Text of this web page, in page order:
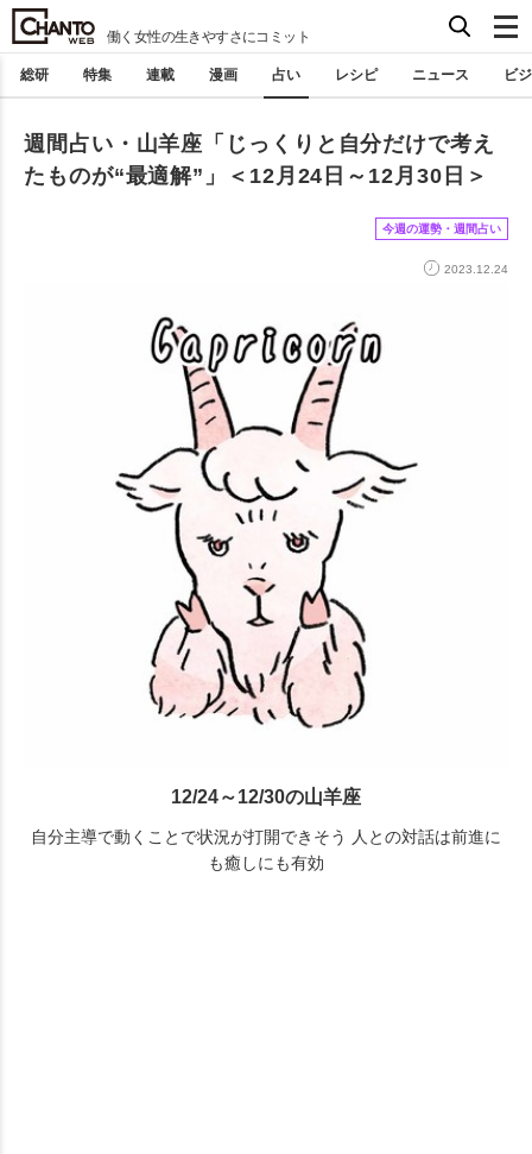
働く女性の生きやすさにコミット
総研 特集 連載 漫画 占い レシピ ニュース ビ
週間占い・山羊座「じっくりと自分だけで考え
たものが“最適解”」＜12月24日～12月30日＞
今週の運勢・週間占い
2023.12.24
12/24～12/30の山羊座
自分主導で動くことで状況が打開できそう 人との対話は前進に
も癒しにも有効